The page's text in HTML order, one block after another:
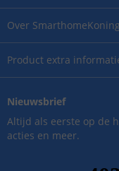
Over SmarthomeKoning
Product extra
Nieuwsbrief
Altijd als eerste op de
acties en meer.